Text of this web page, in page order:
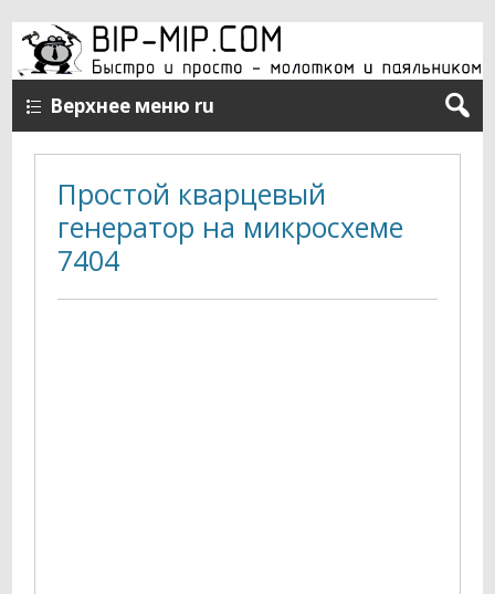
Верхнее меню ru
Простой кварцевый
генератор на микросхеме
7404